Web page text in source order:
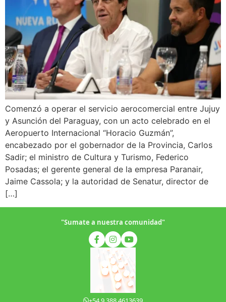
Comenzó a operar el servicio aerocomercial entre Jujuy
y Asunción del Paraguay, con un acto celebrado en el
Aeropuerto Internacional “Horacio Guzmán”,
encabezado por el gobernador de la Provincia, Carlos
Sadir; el ministro de Cultura y Turismo, Federico
Posadas; el gerente general de la empresa Paranair,
Jaime Cassola; y la autoridad de Senatur, director de
[…]
"Sumate a nuestra comunidad"